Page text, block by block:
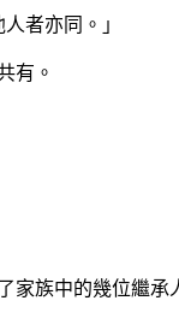
者亦同。」
有。
族中的幾位繼承